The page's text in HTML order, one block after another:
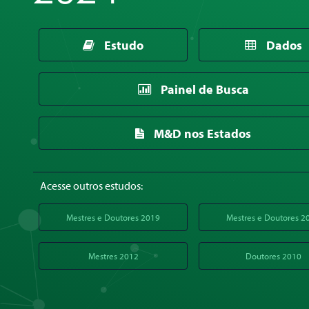
Estudo Dados
Painel de Busca
M&D nos Estados
Acesse outros estudos:
Mestres e Doutores 2019 Mestres e Doutores
Mestres 2012 Doutores 2010